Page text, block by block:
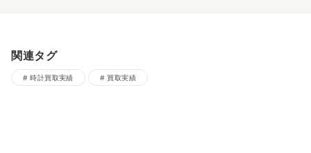
関連タグ
時計買取実績 買取実績